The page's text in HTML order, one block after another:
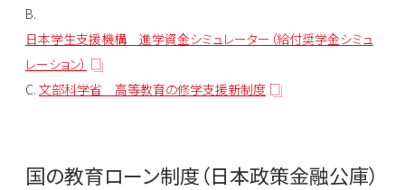
B.
日本学生支援機構 進学資金シミュレーター（給付奨学金シミュ
レーション）
C. 文部科学省 高等教育の修学支援新制度
国の教育ローン制度（日本政策金融公庫）